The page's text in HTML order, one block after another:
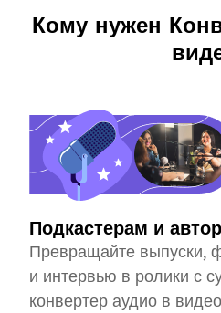
Кому нужен
Подкастерам и
Превращайте выпуски,
и интервью в ролики с
конвертер аудио в